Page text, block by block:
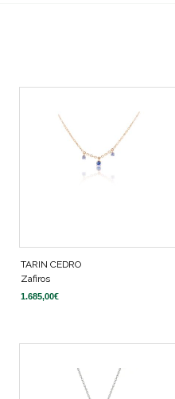
TARIN CEDRO
Zafiros
1.685,00€